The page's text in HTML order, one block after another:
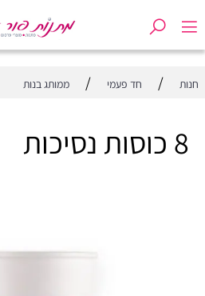
חנות / חד פעמי / ממותג בנות
8 כוסות נסיכות